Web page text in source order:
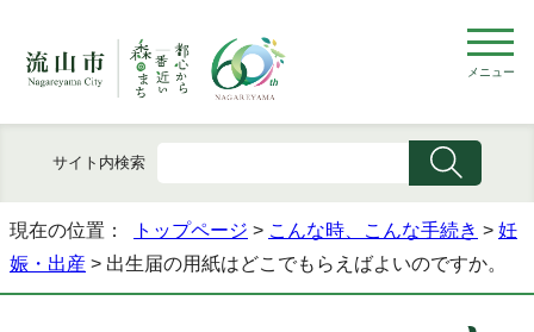
メニュー
サイト内検索
現在の位置： トップページ > こんな時、こんな手続き > 妊
娠・出産 > 出生届の用紙はどこでもらえばよいのですか。